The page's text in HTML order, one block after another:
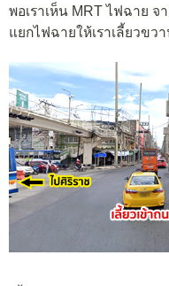
พอเราเห็น MRT ไฟฉาย จ
แยกไฟฉายให้เราเลี้ยวขว